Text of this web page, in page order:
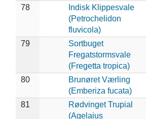
78
Indisk Klippesvale
(Petrochelidon
fluvicola)
79
Sortbuget
Fregatstormsvale
(Fregetta tropica)
80
Brunøret Værling
(Emberiza fucata)
81
Rødvinget Trupial
(Agelaius